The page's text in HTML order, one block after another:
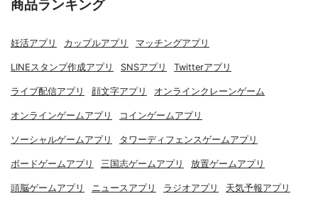
商品ランキング
妊活アプリ カップルアプリ マッチングアプリ
LINEスタンプ作成アプリ SNSアプリ Twitterアプリ
ライブ配信アプリ 顔文字アプリ オンラインクレーンゲーム
オンラインゲームアプリ コインゲームアプリ
ソーシャルゲームアプリ タワーディフェンスゲームアプリ
ボードゲームアプリ 三国志ゲームアプリ 放置ゲームアプリ
頭脳ゲームアプリ ニュースアプリ ラジオアプリ 天気予報アプリ